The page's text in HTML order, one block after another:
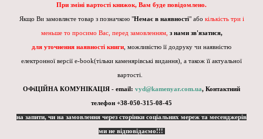
При зміні вартості книжок, Вам буде повідомлено.
Якщо Ви замовляєте товар з позначкою "Немає в наявності" або кількість три і
меньше то просимо Вас, перед замовленням, з нами зв'язатися,
для уточнення наявності книги , можливістю її додруку чи наявністю
електронної версії e-book(тільки каменярівські видання), а також її актуальної
вартості.
ОФіЦІЙНА КОМУНІКАЦІЯ - email: vyd@kamenyar.com.ua, Контактний
телефон +38-050-315-08-45
на запити, чи на замовлення через сторінки соціальних мереж та месенджерів
ми не відповідаємо!!!